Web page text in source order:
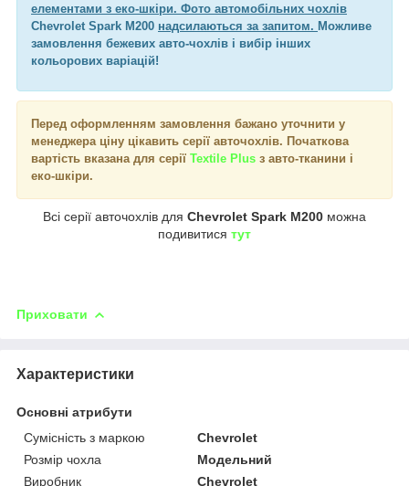
елементами з еко-шкіри. Фото автомобільних чохлів
Chevrolet Spark M200 надсилаються за запитом. Можливе
замовлення бежевих авто-чохлів і вибір інших
кольорових варіацій!
Перед оформленням замовлення бажано уточнити у
менеджера ціну цікавить серії авточохлів. Початкова
вартість вказана для серії Textile Plus з авто-тканини і
еко-шкіри.
Всі серії авточохлів для Chevrolet Spark M200 можна
подивитися тут
Приховати
Характеристики
Основні атрибути
Сумісність з маркою
Chevrolet
Розмір чохла
Модельний
Виробник
Chevrolet